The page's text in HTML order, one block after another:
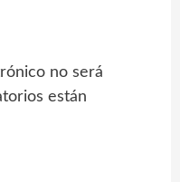
no será
están